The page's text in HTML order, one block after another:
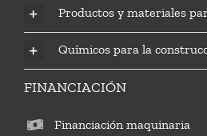
Productos y materiales
Químicos para la
FINANCIACIÓN
Financiación maquinaria